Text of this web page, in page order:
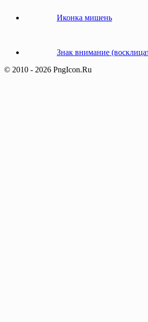
Иконка мишень
Знак внимание
© 2010 - 2026 PngIcon.Ru